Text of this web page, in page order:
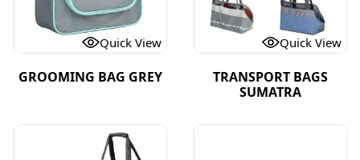
Quick View
GROOMING BAG GREY
Quick View
TRANSPORT BAGS
SUMATRA